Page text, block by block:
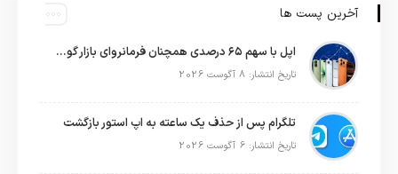
آخرین پست ها
اپل با سهم ۶۵ درصدی همچنان فرمانروای بازار گوشی‌های پریمیوم جهان است
تاریخ انتشار: 8 آگوست 2026
تلگرام پس از حذف یک ساعته به اپ استور بازگشت
تاریخ انتشار: 6 آگوست 2026